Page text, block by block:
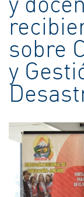
sobre
y